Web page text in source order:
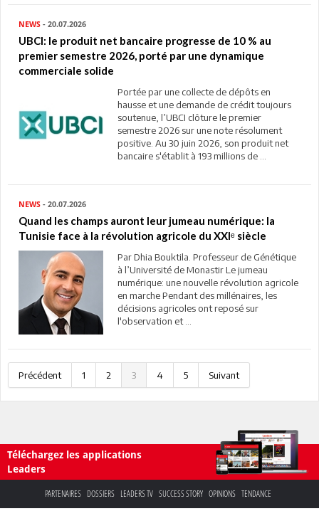
NEWS - 20.07.2026
UBCI: le produit net bancaire progresse de 10 % au
premier semestre 2026, porté par une dynamique
commerciale solide
Portée par une collecte de dépôts en
hausse et une demande de crédit toujours
soutenue, l’UBCI clôture le premier
semestre 2026 sur une note résolument
positive. Au 30 juin 2026, son produit net
bancaire s'établit à 193 millions de ...
NEWS - 20.07.2026
Quand les champs auront leur jumeau numérique: la
Tunisie face à la révolution agricole du XXIᵉ siècle
Par Dhia Bouktila. Professeur de Génétique
à l’Université de Monastir Le jumeau
numérique: une nouvelle révolution agricole
en marche Pendant des millénaires, les
décisions agricoles ont reposé sur
l'observation et ...
Précédent 1 2 3 4 5 Suivant
Téléchargez les applications
Leaders
PARTENAIRES DOSSIERS LEADERS TV SUCCESS STORY OPINIONS TENDANCE